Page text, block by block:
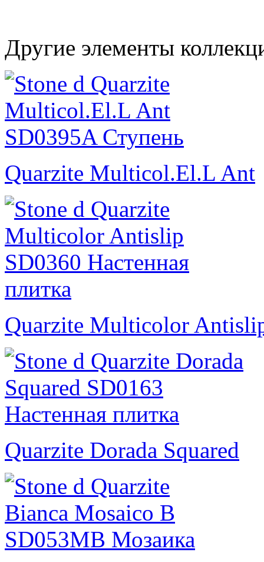
Другие элементы
Quarzite Multicol.El.L Ant
Quarzite Multicolor
Quarzite Dorada Squared